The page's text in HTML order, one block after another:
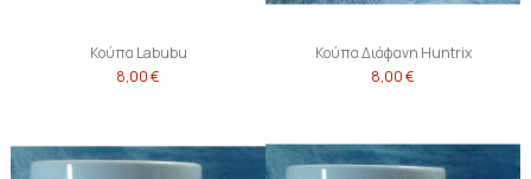
Κούπα Labubu
8,00 €
Κούπα Διάφανη Huntrix
8,00 €